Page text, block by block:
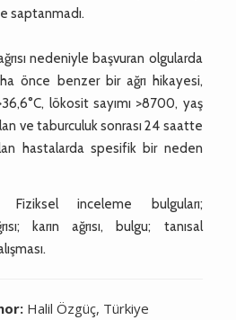
saptanmadı.
nedeniyle başvuran olgularda
önce benzer bir ağrı hikayesi,
lökosit sayımı >8700, yaş
ve taburculuk sonrası 24 saatte
olan hastalarda spesifik bir neden
Fiziksel inceleme bulguları;
karın ağrısı, bulgu; tanısal
Halil Özgüç, Türkiye